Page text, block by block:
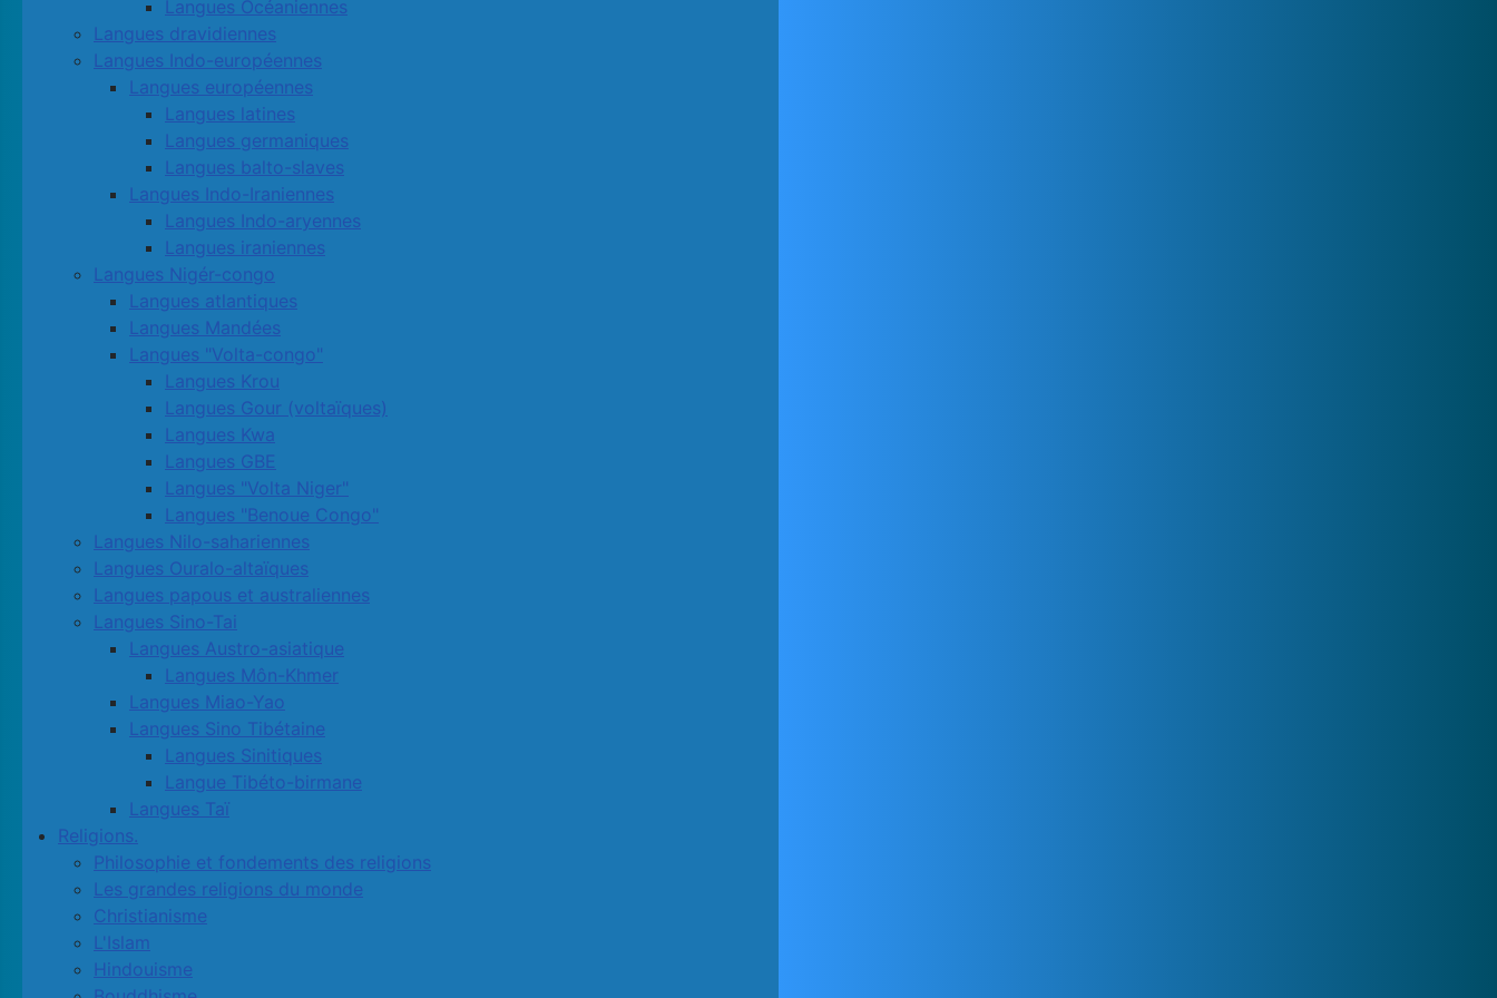
Langues Océaniennes
Langues dravidiennes
Langues Indo-européennes
Langues européennes
Langues latines
Langues germaniques
Langues balto-slaves
Langues Indo-Iraniennes
Langues Indo-aryennes
Langues iraniennes
Langues Nigér-congo
Langues atlantiques
Langues Mandées
Langues "Volta-congo"
Langues Krou
Langues Gour (voltaïques)
Langues Kwa
Langues GBE
Langues "Volta Niger"
Langues "Benoue Congo"
Langues Nilo-sahariennes
Langues Ouralo-altaïques
Langues papous et australiennes
Langues Sino-Tai
Langues Austro-asiatique
Langues Môn-Khmer
Langues Miao-Yao
Langues Sino Tibétaine
Langues Sinitiques
Langue Tibéto-birmane
Langues Taï
Religions.
Philosophie et fondements des religions
Les grandes religions du monde
Christianisme
L'Islam
Hindouisme